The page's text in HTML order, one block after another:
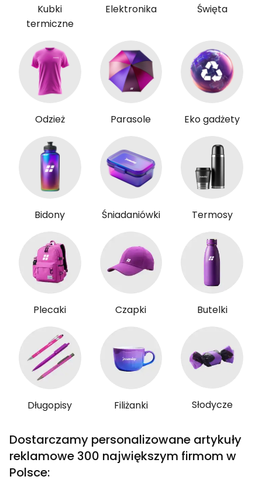
Kubki
termiczne
Elektronika Święta
Odzież Parasole Eko gadżety
Bidony Śniadaniówki Termosy
Plecaki Czapki Butelki
Długopisy Filiżanki Słodycze
Dostarczamy personalizowane artykuły
reklamowe 300 największym firmom w
Polsce: